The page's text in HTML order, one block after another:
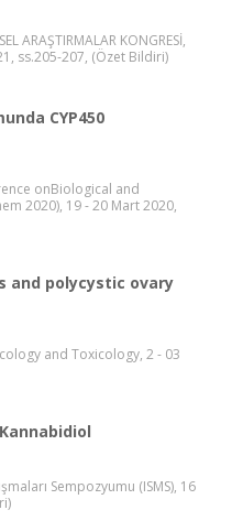
ARAŞTIRMALAR KONGRESİ,
ss.205-207, (Özet Bildiri)
CYP450
onBiological and
2020), 19 - 20 Mart 2020,
and polycystic ovary
and Toxicology, 2 - 03
Sempozyumu (ISMS), 16